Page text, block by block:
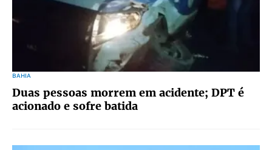
BAHIA
Duas pessoas morrem em acidente; DPT é
acionado e sofre batida